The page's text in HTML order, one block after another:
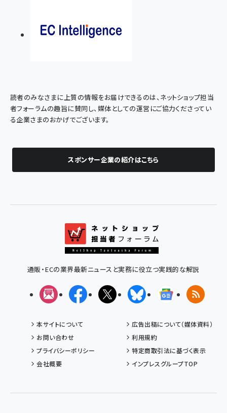
読者のみなさまに上質の情報をお届けできるのは、ネットショップ担当
者フォーラムの趣旨に賛同し、媒体としての運営にご協力くださってい
る企業さまのおかげでございます。
スポンサー企業の紹介はこちら
通販・ECの業界最新ニュースと実務に役立つ実践的な解説
メルマガFacebookX(エックス)BlueskyGoogleニュ
RSS
本サイトについて
広告出稿について（媒体資料）
お問い合わせ
利用規約
プライバシーポリシー
特定商取引法に基づく表示
会社概要
インプレスグループTOP